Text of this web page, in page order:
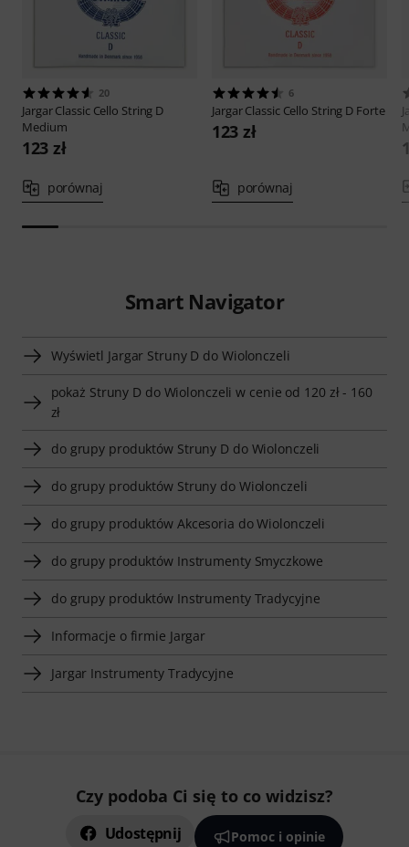
20
JargarClassic Cello String D
Medium
123 zł
porównaj
6
JargarClassic Cello String D Forte
123 zł
porównaj
Smart Navigator
Wyświetl Jargar Struny D do Wiolonczeli
pokaż Struny D do Wiolonczeli w cenie od 120 zł - 160
zł
do grupy produktów Struny D do Wiolonczeli
do grupy produktów Struny do Wiolonczeli
do grupy produktów Akcesoria do Wiolonczeli
do grupy produktów Instrumenty Smyczkowe
do grupy produktów Instrumenty Tradycyjne
Informacje o firmie Jargar
Jargar Instrumenty Tradycyjne
Czy podoba Ci się to co widzisz?
Udostępnij Pomoc i opinie